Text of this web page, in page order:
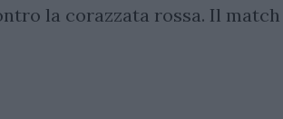
la corazzata rossa. Il match